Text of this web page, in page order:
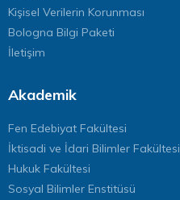
Kişisel Verilerin Korunması
Bologna Bilgi Paketi
İletişim
Akademik
Fen Edebiyat Fakültesi
İktisadi ve İdari Bilimler Fakültesi
Hukuk Fakültesi
Sosyal Bilimler Enstitüsü